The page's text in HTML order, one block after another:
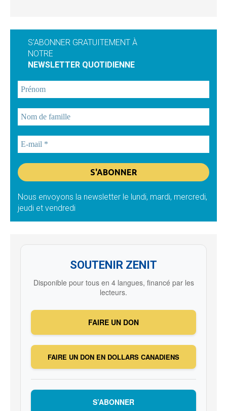
S'ABONNER GRATUITEMENT À
NOTRE
NEWSLETTER QUOTIDIENNE
Nous envoyons la newsletter le lundi, mardi, mercredi,
jeudi et vendredi
SOUTENIR ZENIT
Disponible pour tous en 4 langues, financé par les
lecteurs.
FAIRE UN DON
FAIRE UN DON EN DOLLARS CANADIENS
S’ABONNER